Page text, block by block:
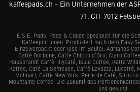
kaffeepads.ch – Ein Unternehmen der
71, CH-7012
E.S.E. Pads, Pods & Cialde Spezialist für die
Kaffeeportionen. Produziert nach dem Easy
Einzelverpackt oder lose im Beutel: Adrianos
Caffè Borbone, Caffè Chicco d’Oro, Claro
Hausbrandt Caffè, Illycafé, Isule Coffee, Kaffa
Kaffee, Café La Semeuse, Caffè Lavazza, Lucaffé,
Molinari, Caffè New York, Perle de Café,
Mountains Coffee. Die Zukunft des
und gesund.